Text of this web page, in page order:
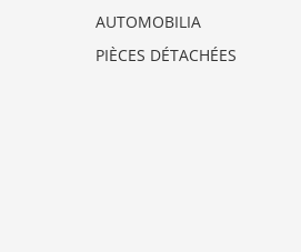
AUTOMOBILIA
PIÈCES DÉTACHÉES